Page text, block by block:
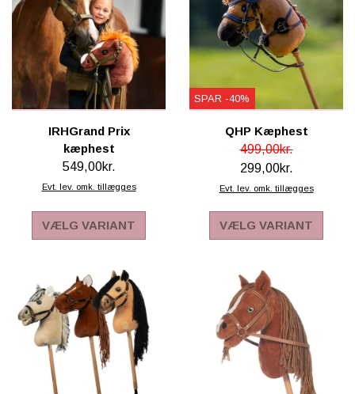
IRHGrand Prix
kæphest
549,00kr.
Evt. lev. omk. tillægges
VÆLG VARIANT
SPAR -40%
QHP Kæphest
499,00kr.
299,00kr.
Evt. lev. omk. tillægges
VÆLG VARIANT